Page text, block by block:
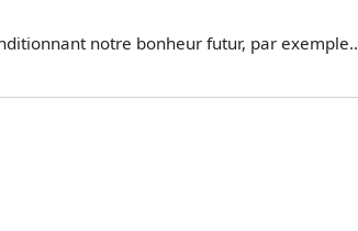
notre bonheur futur, par exemple..